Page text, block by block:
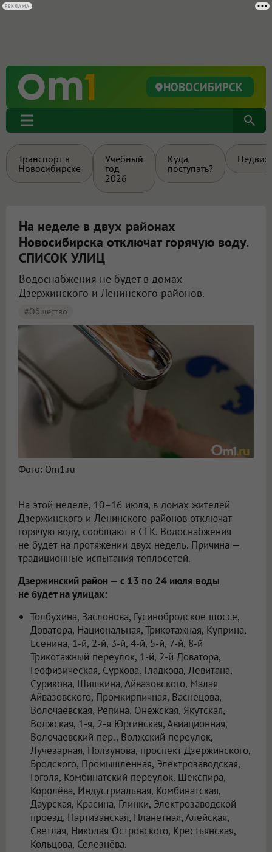
НОВОСИБИРСК
Транспорт в
Новосибирске
Учебный
год
2026
Куда
поступать?
На неделе в двух районах
Новосибирска отключат горячую воду.
СПИСОК УЛИЦ
Водоснабжения не будет в домах
Дзержинского и Ленинского районов.
#Общество
Фото: Om1.ru
На этой неделе, 10–16 июля, в домах жителей
Дзержинского и Ленинского районов отключат
горячую воду, сообщают в СГК. Водоснабжения
не будет на протяжении двух недель. Причина —
традиционные испытания теплосетей.
Дзержинский район — с 13 по 24 июля воды
не будет на улицах:
Толбухина, Заслонова, Гусинобродское шоссе,
Доватора, Национальная, Трикотажная, Куприна,
Есенина, 1-й, 2-й, 3-й, 4-й, 5-й, 7-й, 8-й
Трикотажный переулок, 1-й, 2-й Доватора,
Геофизическая, Суркова, Гладкова, Левитана,
Сурикова, Шишкина, Айвазовского, Малая
Айвазовского, Промкирпичная, Васнецова,
Волочаевская, Репина, Онежская, Якутская,
Волжская, 1-я, 2-я Юргинская, Авиационная,
Волочаевский пер., Волжский переулок,
Лучезарная, Ползунова, проспект Дзержинского,
Бродского, Промышленная, Электрозаводская,
Гоголя, Комбинатский переулок, Шекспира,
Королёва, Индустриальная, Комбинатская,
Даурская, Красина, Глинки, Электрозаводской
проезд, Партизанская, Планетная, Алейская,
Светлая, Николая Островского, Крестьянская,
Кольцова, Селезнёва.
РЕКЛАМА